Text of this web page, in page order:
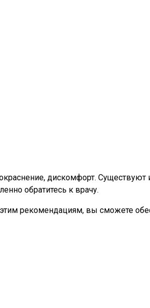
дискомфорт. Существуют
обратитесь к врачу.
рекомендациям, вы сможете